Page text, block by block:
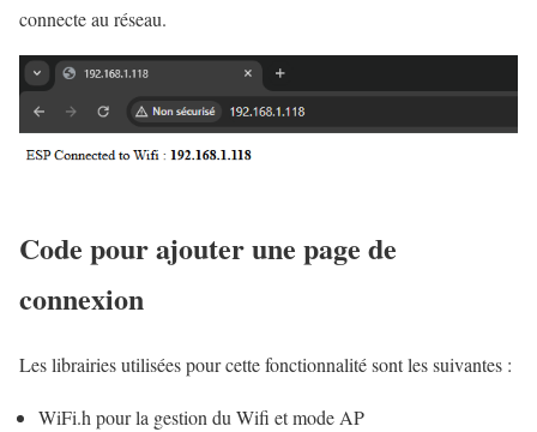
connecte au réseau.
Code pour ajouter une page de
connexion
Les librairies utilisées pour cette fonctionnalité sont les suivantes :
WiFi.h pour la gestion du Wifi et mode AP